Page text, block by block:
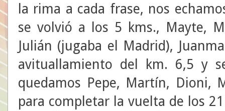
la rima a cada frase, nos
se volvió a los 5 kms., Mayte,
Julián (jugaba el Madrid),
avituallamiento del km. 6,5 y
quedamos Pepe, Martín, Dioni,
para completar la vuelta de los